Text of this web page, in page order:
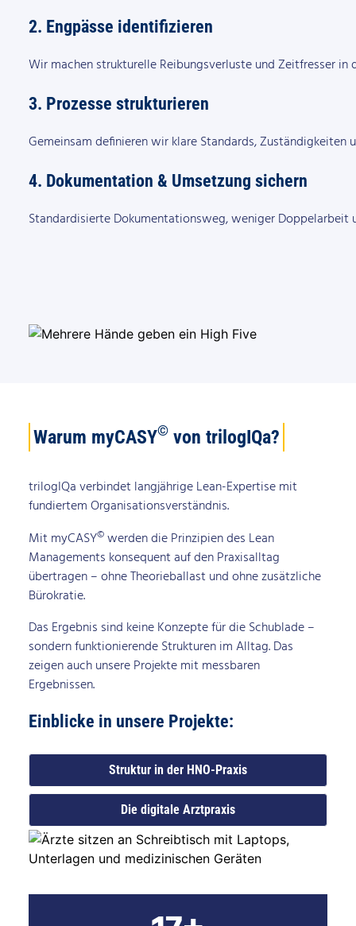
2. Engpässe identifizieren​
Wir machen strukturelle Reibungsverluste und Zeitfresser
3. Prozesse strukturieren​
Gemeinsam definieren wir klare Standards, Zuständigkeiten
4. Dokumentation & Umsetzung sichern​
Standardisierte Dokumentationsweg, weniger Doppelarbeit
Warum myCASY© von trilogIQa?​
trilogIQa verbindet langjährige Lean-Expertise mit
fundiertem Organisationsverständnis.
Mit myCASY©werden die Prinzipien des Lean
Managements konsequent auf den Praxisalltag
übertragen – ohne Theorieballast und ohne zusätzliche
Bürokratie.
Das Ergebnis sind keine Konzepte für die Schublade –​
sondern funktionierende Strukturen im Alltag.​ Das
zeigen auch unsere Projekte mit messbaren
Ergebnissen.
Einblicke in unsere Projekte:
Struktur in der HNO-Praxis
Die digitale Arztpraxis